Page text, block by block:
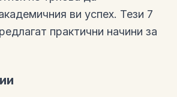
ви успех. Тези 7
практични начини за